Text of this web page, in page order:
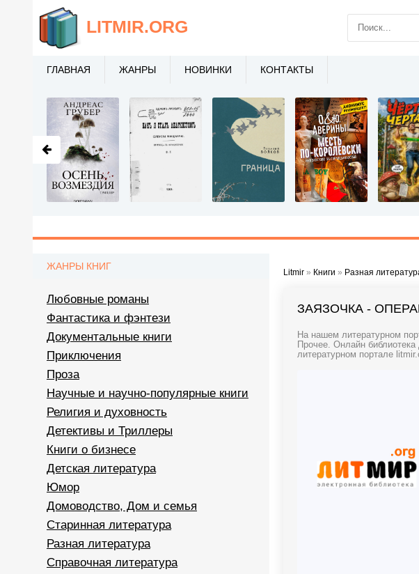
Litmir » Книги » Разная
ЗАЯЗОЧКА -
На нашем литературном
Прочее. Онлайн
литературном портале
ЖАНРЫ КНИГ
Любовные романы
Фантастика и фэнтези
Документальные книги
Приключения
Проза
Научные и научно-популярные книги
Религия и духовность
Детективы и Триллеры
Книги о бизнесе
Детская литература
Юмор
Домоводство, Дом и семья
Старинная литература
Разная литература
Справочная литература
LITMIR.ORG
ГЛАВНАЯ ЖАНРЫ НОВИНКИ КОНТАКТЫ